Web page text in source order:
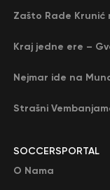
SOCCERSPORTAL
O Nama